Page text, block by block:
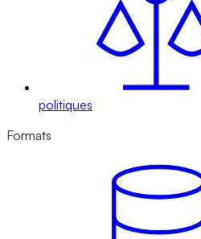
politiques
Formats